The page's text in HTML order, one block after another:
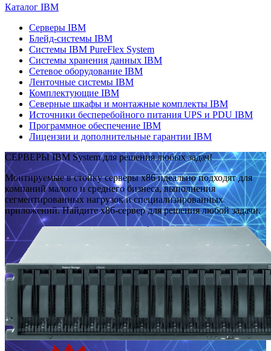
Каталог IBM
Серверы IBM
Блейд-системы IBM
Системы IBM PureFlex System
Системы хранения данных IBM
Сетевое оборудование IBM
Ленточные системы IBM
Комплектующие IBM
Северные шкафы и монтажные комплекты IBM
Источники бесперебойного питания UPS и PDU IBM
Программное обеспечение IBM
Лицензии и дополнительные гарантии IBM
СЕРВЕРЫ IBM System для решения любых задач!
Монтируемые в стойку серверы x86 идеально подходят для
компаний малого и среднего бизнеса, выполнения
сегментированных нагрузок и специализированных
приложений. Найдите x86-сервер для решения любой задачи.